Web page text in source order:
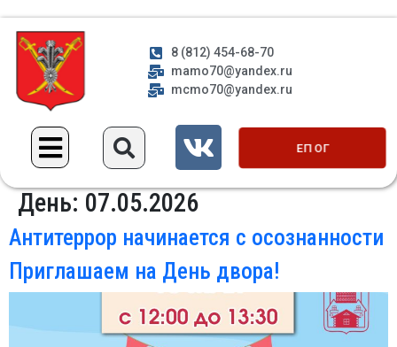
8 (812) 454-68-70
mamo70@yandex.ru
mcmo70@yandex.ru
ЕП ОГ
День: 07.05.2026
Антитеррор начинается с осознанности
Приглашаем на День двора!